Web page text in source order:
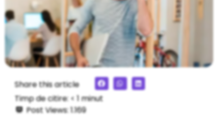
Share this article
Timp de citire: < 1minut
Post Views: 1.169